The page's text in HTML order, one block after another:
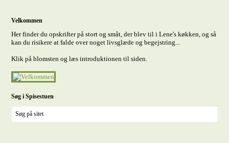
Velkommen
Her finder du opskrifter på stort og småt, der blev til i Lene's køkken, og så
kan du risikere at falde over noget livsglæde og begejstring...
Klik på blomsten og læs introduktionen til siden.
Søg i Spisestuen